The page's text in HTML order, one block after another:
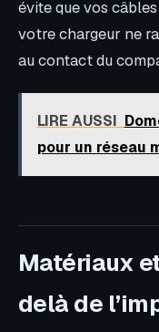
évite que vos
votre chargeur ne
au contact du
LIRE AUSSI
pour un réseau
Matériaux
delà de